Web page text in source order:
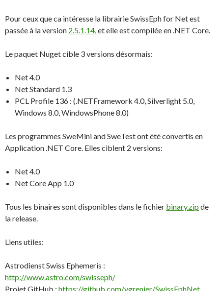
Pour ceux que ca intéresse la librairie SwissEph for Net est
passée à la version 2.5.1.14, et elle est compilée en .NET Core.
Le paquet Nuget cible 3 versions désormais:
Net 4.0
Net Standard 1.3
PCL Profile 136 : (.NETFramework 4.0, Silverlight 5.0,
Windows 8.0, WindowsPhone 8.0)
Les programmes SweMini and SweTest ont été convertis en
Application .NET Core. Elles ciblent 2 versions:
Net 4.0
Net Core App 1.0
Tous les binaires sont disponibles dans le fichier binary.zip de
la release.
Liens utiles:
Astrodienst Swiss Ephemeris :
http://www.astro.com/swisseph/
Projet GitHub : https://github.com/ygrenier/SwissEphNet